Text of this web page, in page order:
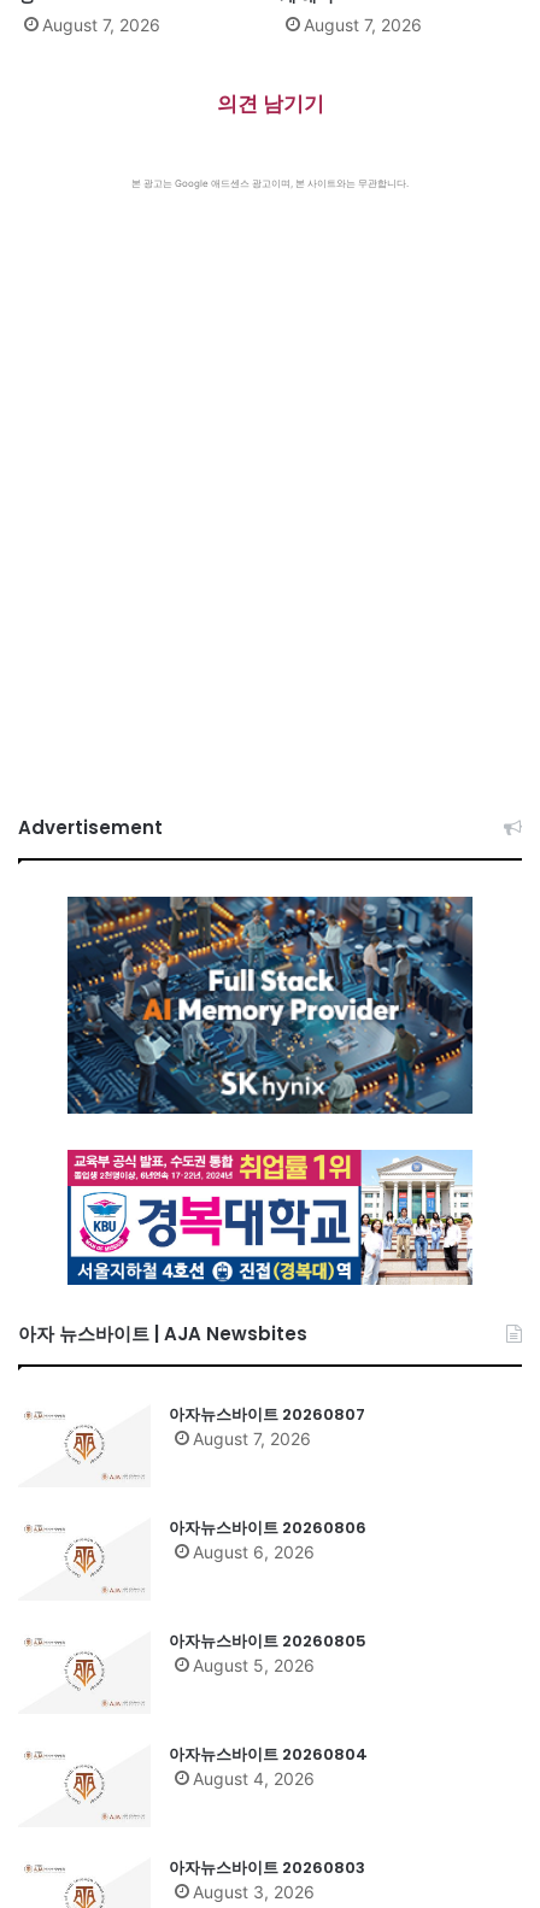
August 7, 2026 August 7, 2026
의견 남기기
본 광고는 Google 애드센스 광고이며, 본 사이트와는 무관합니다.
Advertisement
아자 뉴스바이트 | AJA Newsbites
아자뉴스바이트 20260807
August 7, 2026
아자뉴스바이트 20260806
August 6, 2026
아자뉴스바이트 20260805
August 5, 2026
아자뉴스바이트 20260804
August 4, 2026
아자뉴스바이트 20260803
August 3, 2026